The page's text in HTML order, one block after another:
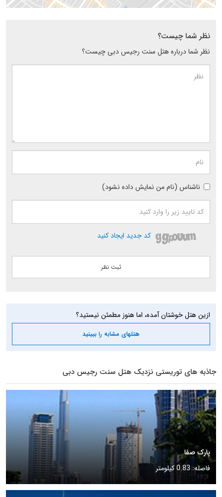
نظر شما چیست؟
نظر شما درباره هتل سنت رجیس دبی چیست؟
ناشناس (نام من نمایش داده نشود)
کد جدید ایجاد کنید
ازین هتل خوشتان آمده، اما هنوز مطمئن نیستید؟
هتلهای مشابه را ببینید
جاذبه های توریستی نزدیک هتل سنت رجیس دبی
پارک صفا
فاصله: 0.83 کیلومتر